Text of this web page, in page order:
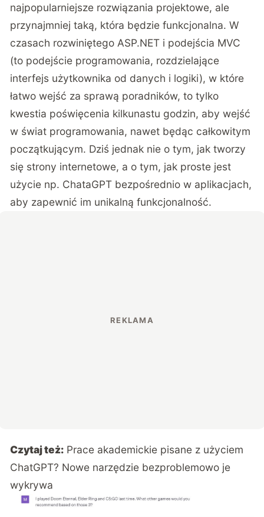
najpopularniejsze rozwiązania projektowe, ale
przynajmniej taką, która będzie funkcjonalna. W
czasach rozwiniętego ASP.NET i podejścia MVC
(to podejście programowania, rozdzielające
interfejs użytkownika od danych i logiki), w które
łatwo wejść za sprawą poradników, to tylko
kwestia poświęcenia kilkunastu godzin, aby wejść
w świat programowania, nawet będąc całkowitym
początkującym. Dziś jednak nie o tym, jak tworzy
się strony internetowe, a o tym, jak proste jest
użycie np. ChataGPT bezpośrednio w aplikacjach,
aby zapewnić im unikalną funkcjonalność.
Czytaj też: Prace akademickie pisane z użyciem
ChatGPT? Nowe narzędzie bezproblemowo je
wykrywa